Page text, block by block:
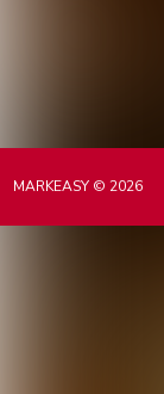
MARKEASY © 2026